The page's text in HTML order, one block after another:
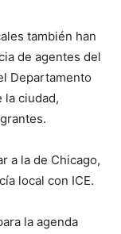
también han
de agentes del
Departamento
la ciudad,
a la de Chicago,
local con ICE.
la agenda